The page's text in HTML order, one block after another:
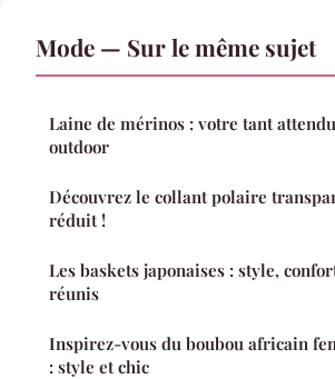
Mode — Sur le même sujet
Laine de mérinos : votre tant
outdoor
Découvrez le collant polaire
réduit !
Les baskets japonaises : style,
réunis
Inspirez-vous du boubou africain
: style et chic